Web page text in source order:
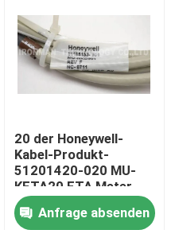
20 der Honeywell-
Kabel-Produkt-
51201420-020 MU-
KFTA20 FTA Meter
des Kabel-UCN
Anfrage absenden